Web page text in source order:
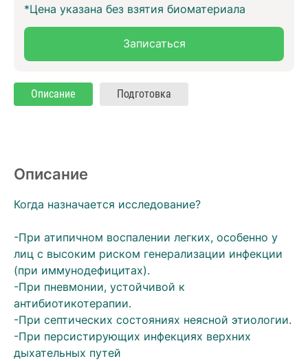
*Цена указана без взятия биоматериала
Записаться
Описание Подготовка
Описание
Когда назначается исследование?
-При атипичном воспалении легких, особенно у
лиц с высоким риском генерализации инфекции
(при иммунодефицитах).
-При пневмонии, устойчивой к
антибиотикотерапии.
-При септических состояниях неясной этиологии.
-При персистирующих инфекциях верхних
дыхательных путей